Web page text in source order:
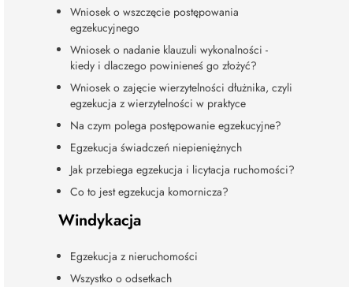
Wniosek o wszczęcie postępowania
egzekucyjnego
Wniosek o nadanie klauzuli wykonalności -
kiedy i dlaczego powinieneś go złożyć?
Wniosek o zajęcie wierzytelności dłużnika, czyli
egzekucja z wierzytelności w praktyce
Na czym polega postępowanie egzekucyjne?
Egzekucja świadczeń niepieniężnych
Jak przebiega egzekucja i licytacja ruchomości?
Co to jest egzekucja komornicza?
Windykacja
Egzekucja z nieruchomości
Wszystko o odsetkach